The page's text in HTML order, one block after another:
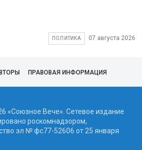
ПОЛИТИКА 07 августа 2026
ПРАВОВАЯ ИНФОРМАЦИЯ
«Союзное Вече». Сетевое издание
роскомнадзором,
эл № фc77-52606 от 25 января